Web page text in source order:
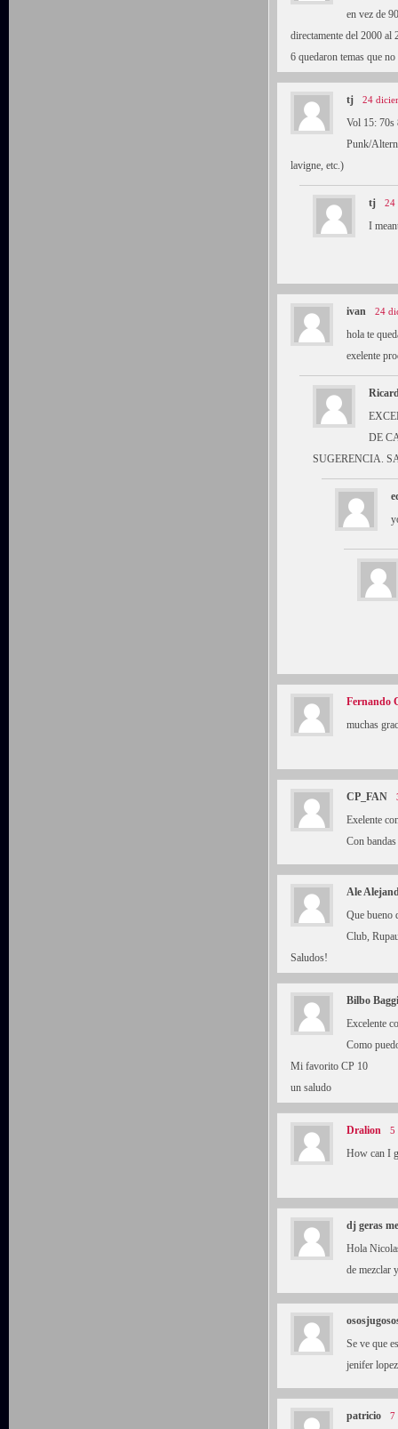
en vez de
directamente del 2000 al
6 quedaron temas que
tj 24
Vol 15: 70s
Punk/
lavigne, etc.)
tj 24
I
ivan 24
hola te
exelente
DE
SUGERENCIA.
Fernando
muchas
CP_FAN
Exelente
Con
Ale
Que bueno
Club,
Saludos!
Bilbo
Excelente
Como
Mi favorito CP 10
un saludo
Dralion 5
How can I
dj geras
Hola
de mezclar
Se ve que
jenifer
patricio 7